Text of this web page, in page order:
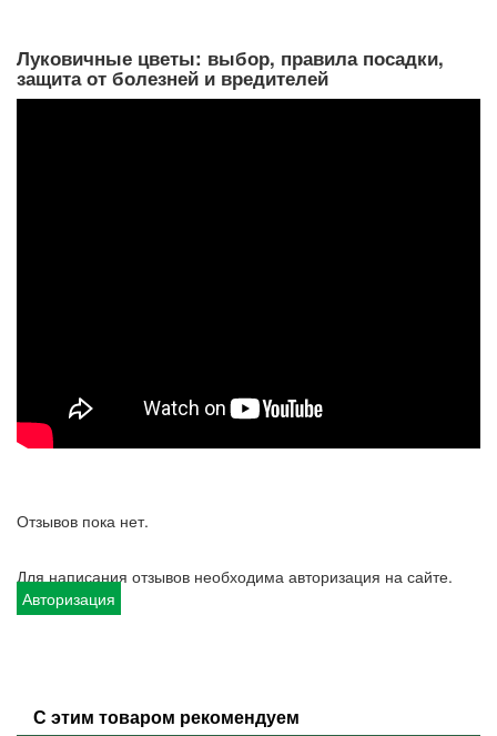
Луковичные цветы: выбор, правила посадки,
защита от болезней и вредителей
Отзывов пока нет.
Для написания отзывов необходима авторизация на сайте.
Авторизация
С этим товаром рекомендуем